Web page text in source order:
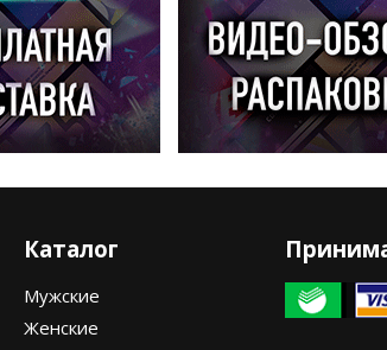
Каталог
Мужские
Женские